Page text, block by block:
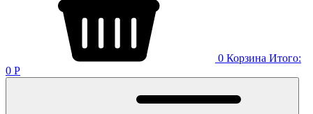
0 Корзина Итого:
0 Р